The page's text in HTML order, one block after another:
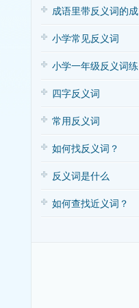
子歌
成语里带反义词的成
语
小学常见反义词
小学一年级反义词练
习
四字反义词
常用反义词
如何找反义词？
反义词是什么
如何查找近义词？